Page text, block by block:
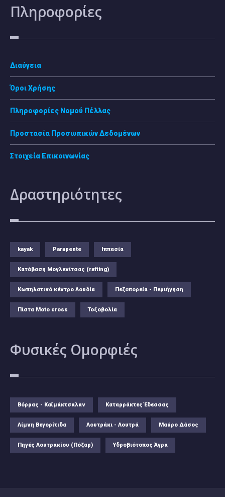
Πληροφορίες
Διαύγεια
Όροι Χρήσης
Πληροφορίες Νομού Πέλλας
Προστασία Προσωπικών Δεδομένων
Στοιχεία Επικοινωνίας
Δραστηριότητες
kayak Parapente Ιππασία
Κατάβαση Μογλενίτσας (rafting)
Κωπηλατικό κέντρο Λουδία Πεζοπορεία - Περιήγηση
Πίστα Moto cross Τοξοβολία
Φυσικές Ομορφιές
Βόρρας - Καϊμάκτσαλαν Καταρράκτες Έδεσσας
Λίμνη Βεγορίτιδα Λουτράκι - Λουτρά Μαύρο Δάσος
Πηγές Λουτρακίου (Πόζαρ) Υδροβιότοπος Άγρα